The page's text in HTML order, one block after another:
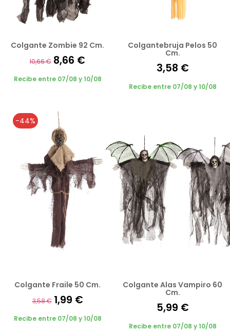
Colgante Zombie 92 Cm.
10,66 € 8,66 €
Recibe entre 07/08 y 10/08
Colgantebruja Pelos 50
Cm.
3,58 €
Recibe entre 07/08 y 10/08
-44%
Colgante Fraile 50 Cm.
3,58 € 1,99 €
Recibe entre 07/08 y 10/08
Colgante Alas Vampiro 60
Cm.
5,99 €
Recibe entre 07/08 y 10/08